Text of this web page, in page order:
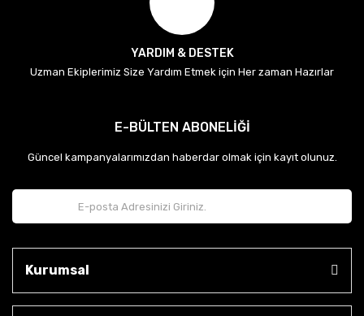
YARDIM & DESTEK
Uzman Ekiplerimiz Size Yardım Etmek için Her zaman Hazırlar
E-BÜLTEN ABONELİĞİ
Güncel kampanyalarımızdan haberdar olmak için kayıt olunuz.
Kurumsal